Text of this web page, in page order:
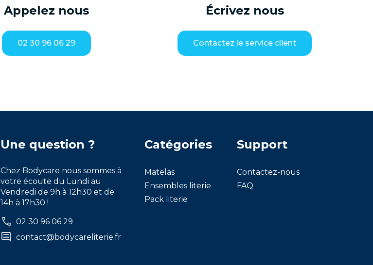
Appelez nous
02 30 96 06 29
Écrivez nous
Contactez le service client
Une question ?
Chez Bodycare nous sommes à
votre écoute du Lundi au
Vendredi de 9h à 12h30 et de
14h à 17h30 !
call 02 30 96 06 29
comment contact@bodycareliterie.fr
Catégories
Matelas
Ensembles literie
Pack literie
Support
Contactez-nous
FAQ